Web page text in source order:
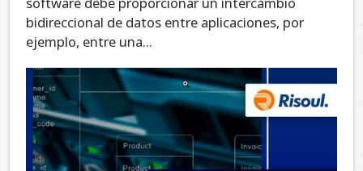
bidireccional de datos entre aplicaciones, por
ejemplo, entre una...